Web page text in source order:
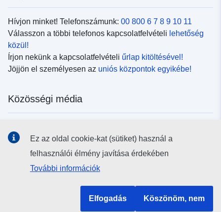
Hívjon minket! Telefonszámunk: 00 800 6 7 8 9 10 11
Válasszon a többi telefonos kapcsolatfelvételi lehetőség
közül!
Írjon nekünk a kapcsolatfelvételi űrlap kitöltésével!
Jöjjön el személyesen az uniós központok egyikébe!
Közösségi média
Uniós intézmények és szervek
Ez az oldal cookie-kat (sütiket) használ a
felhasználói élmény javítása érdekében
További információk
Elfogadás Köszönöm, nem